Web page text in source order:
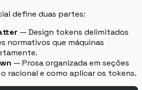
define duas partes:
— Design tokens delimitados
normativos que máquinas
— Prosa organizada em seções
racional e como aplicar os tokens.